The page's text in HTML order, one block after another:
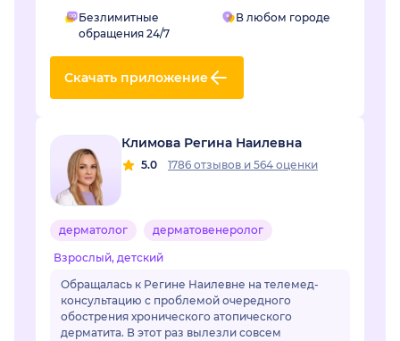
Безлимитные
обращения 24/7
В любом городе
Скачать приложение
Климова Регина Наилевна
5.0 1786 отзывов и 564 оценки
дерматолог дерматовенеролог
Взрослый, детский
Обращалась к Регине Наилевне на телемед-
консультацию с проблемой очередного
обострения хронического атопического
дерматита. В этот раз вылезли совсем